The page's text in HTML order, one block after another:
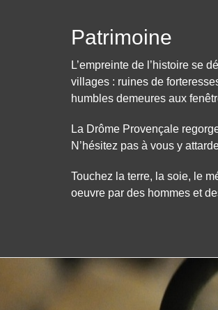
Patrimoine
L’empreinte de l’histoire se
villages : ruines de
humbles demeures aux
La Drôme Provençale
N’hésitez pas à vous y
Touchez la terre, la soie, le
oeuvre par des hommes et